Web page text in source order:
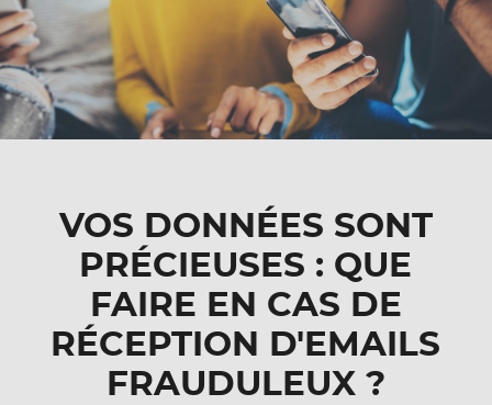
VOS DONNÉES SONT
PRÉCIEUSES : QUE
FAIRE EN CAS DE
RÉCEPTION D'EMAILS
FRAUDULEUX ?